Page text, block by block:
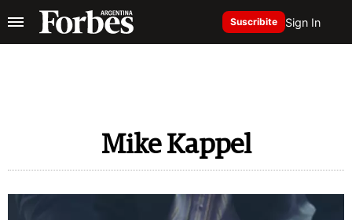
Suscribite Sign In
Mike Kappel